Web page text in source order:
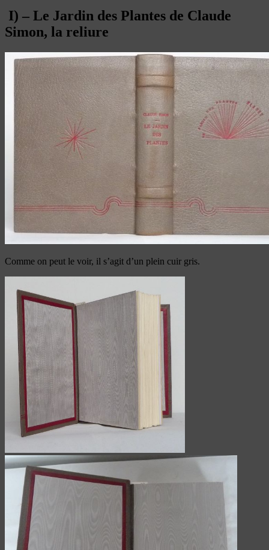
I) – Le Jardin des Plantes de Claude
Simon, la reliure
Comme on peut le voir, il s’agit d’un plein cuir gris.